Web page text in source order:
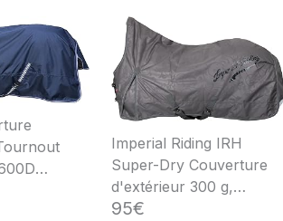
plis
Imperial Riding IRH
Super-Dry Couverture
d'extérieur 300 g,
imperméable et
95€